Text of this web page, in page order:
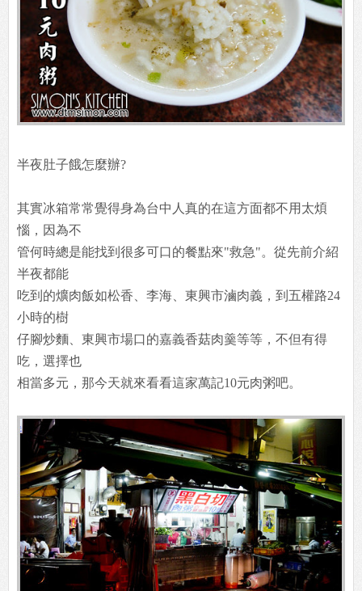
半夜肚子餓怎麼辦?
其實冰箱常常覺得身為台中人真的在這方面都不用太煩
惱，因為不
管何時總是能找到很多可口的餐點來"救急"。從先前介紹
半夜都能
吃到的爌肉飯如松香、李海、東興市滷肉義，到五權路24
小時的樹
仔腳炒麵、東興市場口的嘉義香菇肉羹等等，不但有得
吃，選擇也
相當多元，那今天就來看看這家萬記10元肉粥吧。